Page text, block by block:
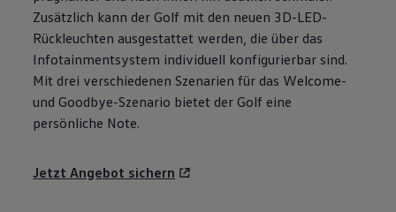
Modellspezifisches Zubehör
Schutz und Pflege
Transport
Entertainment und Elektronik
Individualisieren
Wallbox und Ladekabel
Digitale Extras
Dienste für Ihr Modell finden
Updates für Software, Karten und Radio
Zusätzlich kann der Golf mit den neuen 3D-LED-
Rückleuchten ausgestattet werden, die über das
Infotainmentsystem individuell konfigurierbar sind.
Mit drei verschiedenen Szenarien für das Welcome-
und Goodbye-Szenario bietet der Golf eine
persönliche Note.
Jetzt Angebot sichern